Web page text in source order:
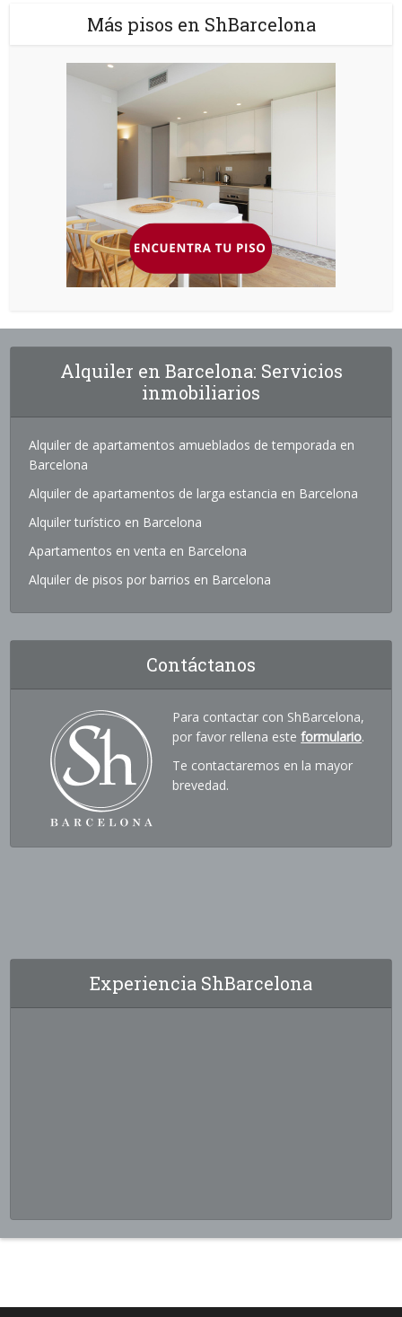
Más pisos en ShBarcelona
Alquiler en Barcelona: Servicios
inmobiliarios
Alquiler de apartamentos amueblados de temporada en
Barcelona
Alquiler de apartamentos de larga estancia en Barcelona
Alquiler turístico en Barcelona
Apartamentos en venta en Barcelona
Alquiler de pisos por barrios en Barcelona
Contáctanos
Para contactar con ShBarcelona,
por favor rellena esteformulario.
Te contactaremos en la mayor
brevedad.
Experiencia ShBarcelona